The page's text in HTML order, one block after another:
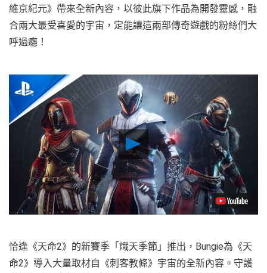
維京紀元》帶來全新內容，以彼此旗下作品為開發靈感，融
合兩大最受喜愛的宇宙，定能讓這兩部傳奇遊戲的粉絲們大
呼過癮！
Play
Video
恰逢《天命2》的新賽季「熾天季節」推出，Bungie為《天
命2》導入大量取材自《刺客教條》宇宙的全新內容。守護